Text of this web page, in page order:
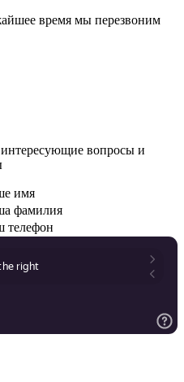
время мы перезвоним
вопросы и
имя
фамилия
телефон